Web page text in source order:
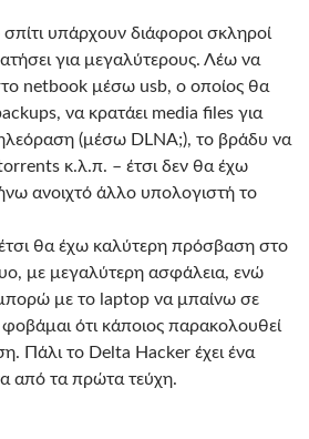
υπάρχουν διάφοροι σκληροί
για μεγαλύτερους. Λέω να
netbook μέσω usb, ο οποίος θα
να κρατάει media files για
(μέσω DLNA;), το βράδυ να
torrents κ.λ.π. – έτσι δεν θα έχω
ανοιχτό άλλο υπολογιστή το
θα έχω καλύτερη πρόσβαση στο
με μεγαλύτερη ασφάλεια, ενώ
μπορώ με το laptop να μπαίνω σε
ότι κάποιος παρακολουθεί
Πάλι το Delta Hacker έχει ένα
από τα πρώτα τεύχη.